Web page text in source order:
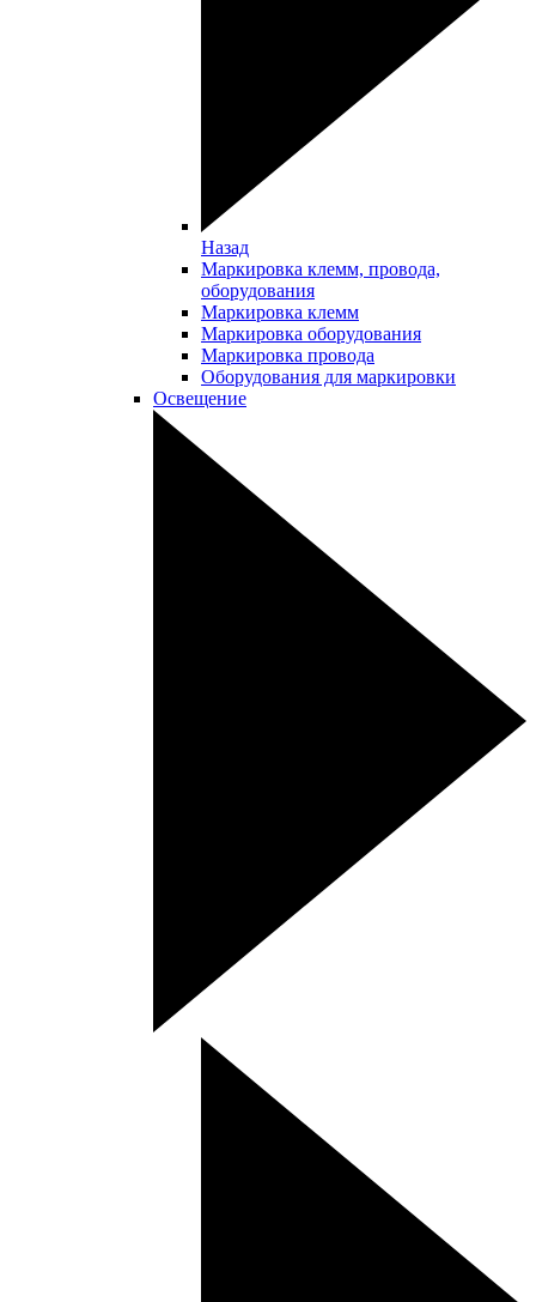
Назад
Маркировка клемм, провода,
оборудования
Маркировка клемм
Маркировка оборудования
Маркировка провода
Оборудования для маркировки
Освещение